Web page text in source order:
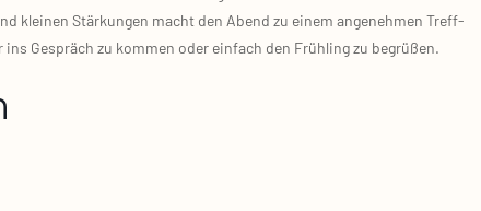
klei­nen Stär­kun­gen macht den Abend zu einem ange­neh­men Treff­
Gespräch zu kom­men oder ein­fach den Früh­ling zu begrü­ßen.